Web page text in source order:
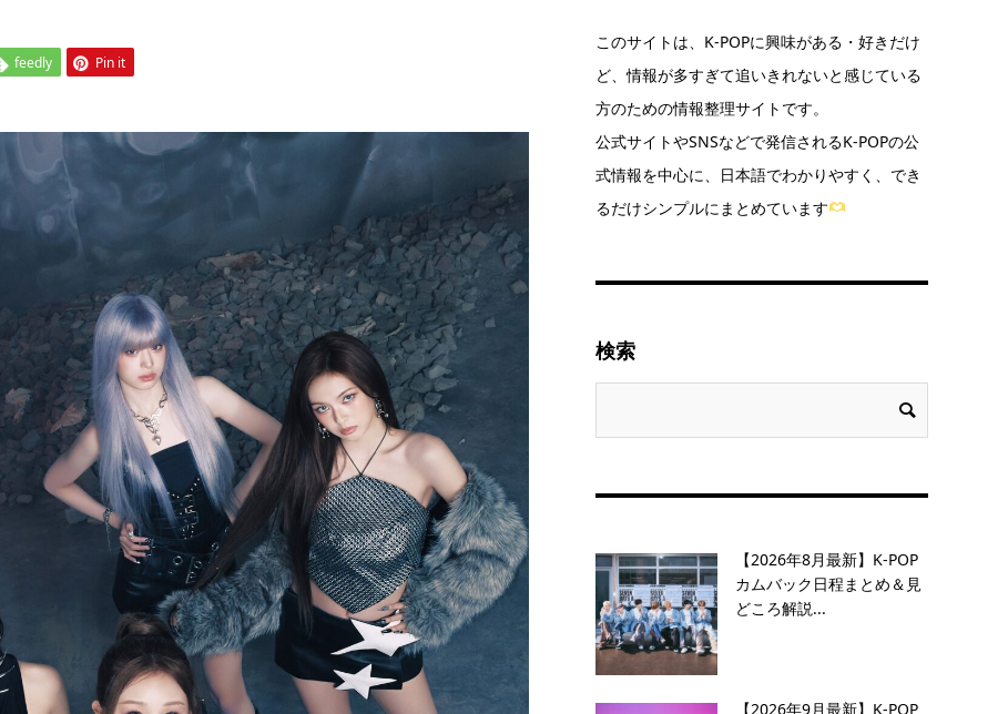
feedly Pin it
このサイトは、K-POPに興味がある・好きだけ
ど、情報が多すぎて追いきれないと感じている
方のための情報整理サイトです。
公式サイトやSNSなどで発信されるK-POPの公
式情報を中心に、日本語でわかりやすく、でき
るだけシンプルにまとめています
検索
【2026年8月最新】K-POP
カムバック日程まとめ＆見
どころ解説...
【2026年9月最新】K-POP